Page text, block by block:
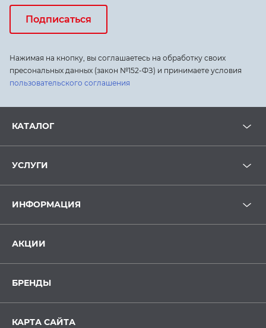
Подписаться
Нажимая на кнопку, вы соглашаетесь на обработку своих
пресональных данных (закон №152-ФЗ) и принимаете условия
пользовательского соглашения
КАТАЛОГ
УСЛУГИ
ИНФОРМАЦИЯ
АКЦИИ
БРЕНДЫ
КАРТА САЙТА